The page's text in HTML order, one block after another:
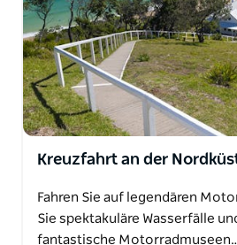
Kreuzfahrt an der
Fahren Sie auf legendären
Sie spektakuläre Wasserfälle
fantastische